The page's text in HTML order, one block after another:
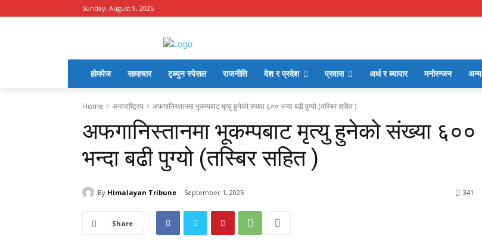
Sunday, August 9, 2026
होमपेज सामाचार टृब्युन स्पेसल राजनीति देश र प्रदेश प्रवास अर्थ र ब्यापार मनोरन्जन अन्य
Home अन्तराष्ट्रिय अफगानिस्तानमा भूकम्पबाट मृत्यु हुनेको संख्या ६०० भन्दा बढी पुग्यो (तस्बिर सहित )
अफगानिस्तानमा भूकम्पबाट मृत्यु हुनेको संख्या ६००
भन्दा बढी पुग्यो (तस्बिर सहित )
By Himalayan Tribune September 1, 2025 341
Share